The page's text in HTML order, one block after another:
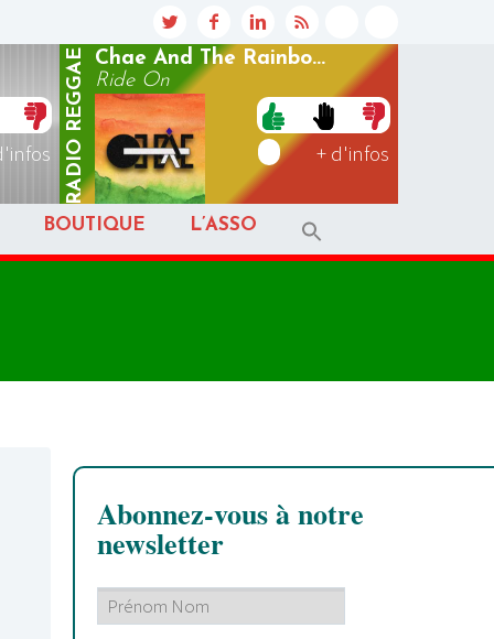
RADIO
REGGAE
Chae And The Rainbo...
Ride On
+ d'infos
BOUTIQUE L’ASSO
Abonnez-vous à notre
newsletter